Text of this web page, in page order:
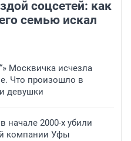
соцсетей: как
семью искал
Москвичка исчезла
Что произошло в
девушки
начале 2000-х убили
компании Уфы